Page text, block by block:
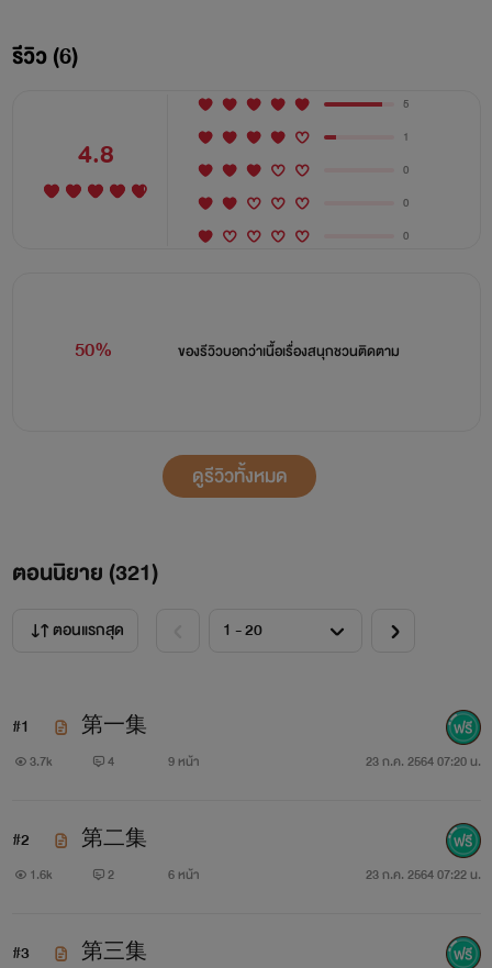
น้ำตาย หรือแม้แต่เทพสงคราม ลู่หลิว ที่เคยเป็นเสี่ยวเอ๋อในโรง
เตี้ยมก็ตาม หากเพียงแต่ว่าตัวตนของฮุ่ยหลินนั้นคงอยู่มาเนิน
นานและในที่สุดก็ถึงเวลาที่เขาต้องจากโลกแห่งนี้สู่การเป็นนิรันดร์
การจากไปของฮุ่ยหลินได้สร้างแรงสั่นสะเทือนเป็นวงกว้าง เหล่า
ศิษย์ที่เคยถูกฮุ่ยหลินสั่งสอนมาต่างตกอยู่ในช่วงแห่งความเสียใจ
============
เริ่มติดเหรียญนะครับ เหมือนกับระบบอ่านล่วงหน้าอยากอ่าน
ก่อนก็เสียเงินส่วนถ้าไม่อยากเสียก็รอปลดกุญแจเอานะครับ
คำเตือน!
รีวิว (6)
4.8
5
1
0
0
0
50% ของรีวิวบอกว่าเนื้อเรื่องสนุกชวนติดตาม
ดูรีวิวทั้งหมด
ตอนนิยาย (321)
ตอนแรกสุด
#1 第一集
3.7k 4 9 หน้า 23 ก.ค. 2564 07:20 น.
#2 第二集
1.6k 2 6 หน้า 23 ก.ค. 2564 07:22 น.
#3 第三集